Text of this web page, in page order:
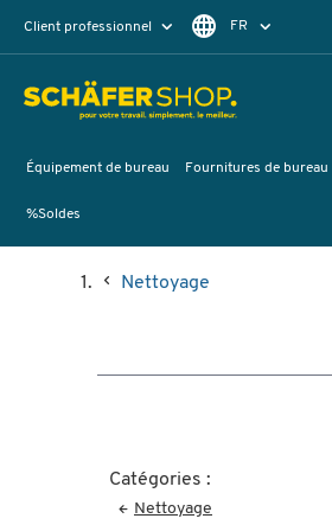
Client professionnel FR
EN
Équipement de bureau Fournitures de bureau
%Soldes
Nettoyage
Catégories :
Nettoyage